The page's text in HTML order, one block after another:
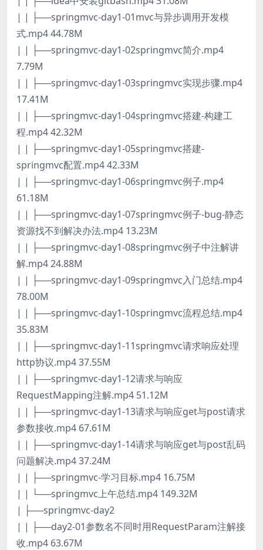
| | ├──springmvc-day1-01mvc与异步调用开发模
式.mp4 44.78M
| | ├──springmvc-day1-02springmvc简介.mp4
7.79M
| | ├──springmvc-day1-03springmvc实现步骤.mp4
17.41M
| | ├──springmvc-day1-04springmvc搭建-构建工
程.mp4 42.32M
| | ├──springmvc-day1-05springmvc搭建-
springmvc配置.mp4 42.33M
| | ├──springmvc-day1-06springmvc例子.mp4
61.18M
| | ├──springmvc-day1-07springmvc例子-bug-静态
资源找不到解决办法.mp4 13.23M
| | ├──springmvc-day1-08springmvc例子中注解讲
解.mp4 24.88M
| | ├──springmvc-day1-09springmvc入门总结.mp4
78.00M
| | ├──springmvc-day1-10springmvc流程总结.mp4
35.83M
| | ├──springmvc-day1-11springmvc请求响应处理
http协议.mp4 37.55M
| | ├──springmvc-day1-12请求与响应
RequestMapping注解.mp4 51.12M
| | ├──springmvc-day1-13请求与响应get与post请求
参数接收.mp4 67.61M
| | ├──springmvc-day1-14请求与响应get与post乱码
问题解决.mp4 37.24M
| | ├──springmvc-学习目标.mp4 16.75M
| | └──springmvc上午总结.mp4 149.32M
| ├──springmvc-day2
| | ├──day2-01参数名不同时用RequestParam注解接
收.mp4 63.67M